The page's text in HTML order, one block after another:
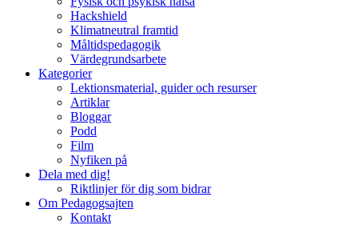
Hackshield
Klimatneutral framtid
Måltidspedagogik
Värdegrundsarbete
Kategorier
Lektionsmaterial, guider och resurser
Artiklar
Bloggar
Podd
Film
Nyfiken på
Dela med dig!
Riktlinjer för dig som bidrar
Om Pedagogsajten
Kontakt